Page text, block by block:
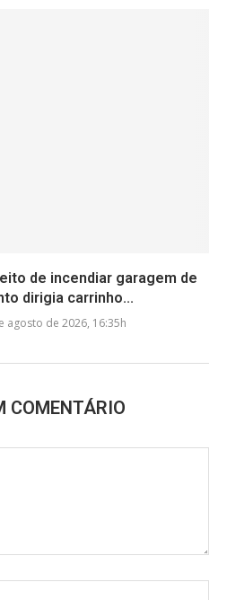
de incendiar garagem de
dirigia carrinho...
agosto de 2026, 16:35h
COMENTÁRIO